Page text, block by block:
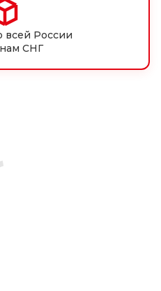
всей России
СНГ